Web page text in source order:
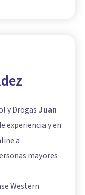
y Drogas Juan
experiencia y en
a
mayores
Western